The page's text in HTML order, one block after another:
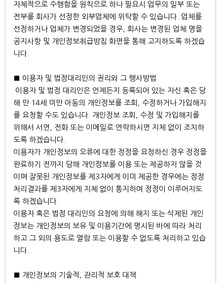
자체적으로 수행함을 원칙으로 하나 필요시 업무의 일부 또는
전부를 회사가 선정한 외부업체에 위탁할 수 있습니다. 업체를
선정하거나 업체가 변경되었을 경우, 회사는 변경된 업체 명을
공지사항 및 개인정보취급방침 화면을 통해 고지하도록 하겠습
니다.
■ 이용자 및 법정대리인의 권리와 그 행사방법
이용자 및 법정 대리인은 언제든지 등록되어 있는 자신 혹은 당
해 만 14세 미만 아동의 개인정보를 조회, 수정하거나 가입해지
를 요청할 수도 있습니다. 개인정보 조회, 수정 및 가입해지를
위해서 서면, 전화 또는 이메일로 연락하시면 지체 없이 조치하
도록 하겠습니다.
이용자가 개인정보의 오류에 대한 정정을 요청하신 경우 정정을
완료하기 전까지 당해 개인정보를 이용 또는 제공하지 않을 것
이며 잘못된 개인정보를 제3자에게 이미 제공한 경우에는 정정
처리결과를 제3자에게 지체 없이 통지하여 정정이 이루어지도
록 하겠습니다.
이용자 혹은 법정 대리인의 요청에 의해 해지 또는 삭제된 개인
정보는 개인정보의 보유 및 이용기간에 명시된 바에 따라 처리
하고 그 외의 용도로 열람 또는 이용할 수 없도록 처리하고 있습
니다.
■ 개인정보의 기술적, 관리적 보호 대책